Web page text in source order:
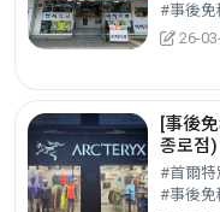
#事後免
26-
[事後
종로점)
#首爾特
#事後免